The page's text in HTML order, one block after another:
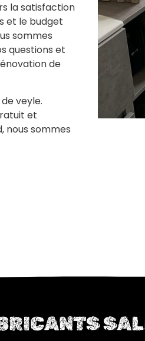
la satisfaction
et le budget
sommes
questions et
de
veyle.
et
nous sommes